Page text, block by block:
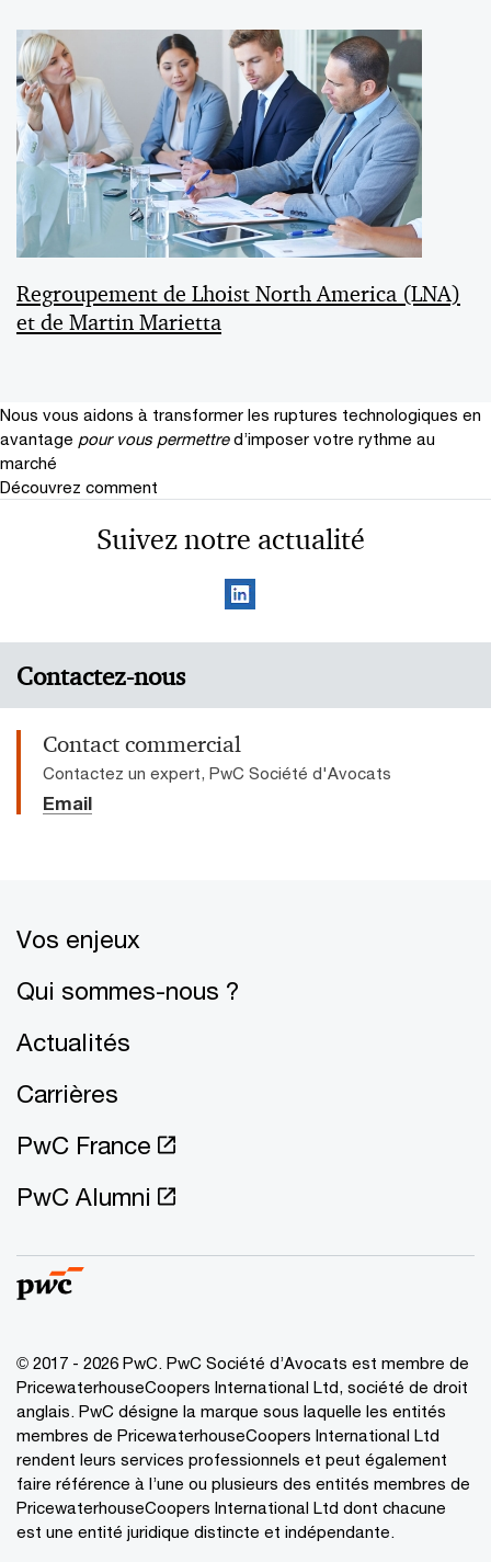
Regroupement de Lhoist North America (LNA)
et de Martin Marietta
Nous vous aidons à transformer les ruptures technologiques en
avantage pour vous permettre d’imposer votre rythme au
marché
Découvrez comment
Suivez notre actualité
Contactez-nous
Contact commercial
Contactez un expert, PwC Société d'Avocats
Email
Vos enjeux
Qui sommes-nous ?
Actualités
Carrières
PwC France
PwC Alumni
© 2017 - 2026 PwC. PwC Société d’Avocats est membre de
PricewaterhouseCoopers International Ltd, société de droit
anglais. PwC désigne la marque sous laquelle les entités
membres de PricewaterhouseCoopers International Ltd
rendent leurs services professionnels et peut également
faire référence à l’une ou plusieurs des entités membres de
PricewaterhouseCoopers International Ltd dont chacune
est une entité juridique distincte et indépendante.